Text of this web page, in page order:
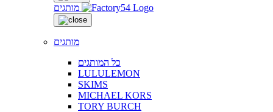
מותגים
מותגים
כל המותגים
LULULEMON
SKIMS
MICHAEL KORS
TORY BURCH